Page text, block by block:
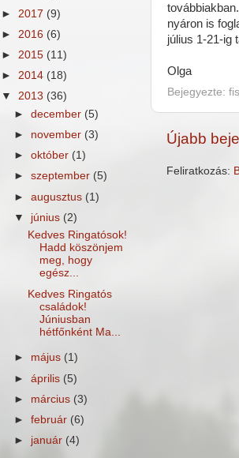
nyáron is
július 1-21-ig
Olga
Bejegyezte:
Újabb
Feliratkozás:
► 2017 (9)
► 2016 (6)
► 2015 (11)
► 2014 (18)
▼ 2013 (36)
►december (5)
► november (3)
►október (1)
►szeptember (5)
►augusztus (1)
▼ június (2)
Kedves Ringatósok!
Hadd köszönjem
meg, hogy
egész...
Kedves Ringatós
családok!
Júniusban
hétfőnként Ma...
► május (1)
►április (5)
► március (3)
►február (6)
► január (4)